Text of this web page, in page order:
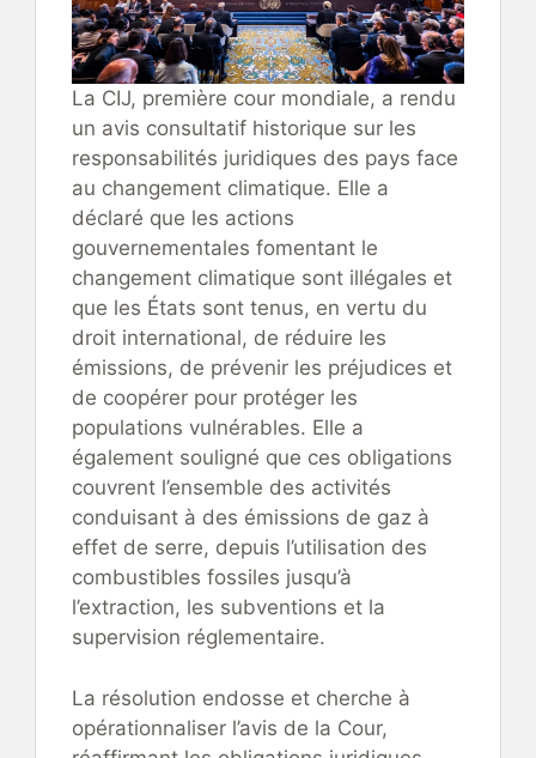
La CIJ, première cour mondiale, a rendu
un avis consultatif historique sur les
responsabilités juridiques des pays face
au changement climatique. Elle a
déclaré que les actions
gouvernementales fomentant le
changement climatique sont illégales et
que les États sont tenus, en vertu du
droit international, de réduire les
émissions, de prévenir les préjudices et
de coopérer pour protéger les
populations vulnérables. Elle a
également souligné que ces obligations
couvrent l’ensemble des activités
conduisant à des émissions de gaz à
effet de serre, depuis l’utilisation des
combustibles fossiles jusqu’à
l’extraction, les subventions et la
supervision réglementaire.
La résolution endosse et cherche à
opérationnaliser l’avis de la Cour,